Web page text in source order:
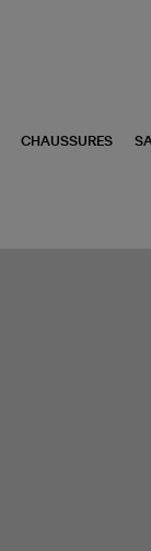
CHAUSSURES